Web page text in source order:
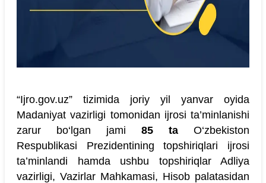
“Ijro.gov.uz” tizimida joriy yil yanvar oyida
Madaniyat vazirligi tomonidan ijrosi ta’minlanishi
zarur bo‘lgan jami 85 ta O‘zbekiston
Respublikasi Prezidentining topshiriqlari ijrosi
ta’minlandi hamda ushbu topshiriqlar Adliya
vazirligi, Vazirlar Mahkamasi, Hisob palatasidan